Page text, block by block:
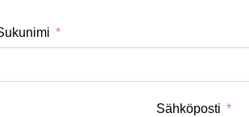
Sähköposti